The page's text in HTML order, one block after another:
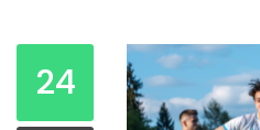
24